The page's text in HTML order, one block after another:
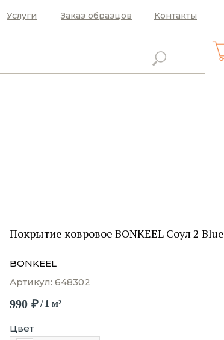
Услуги Контакты
Заказ образцов
Покрытие ковровое BONKEEL Соул 2 Blue
BONKEEL
Артикул: 648302
990 ₽/ 1 м²
Цвет